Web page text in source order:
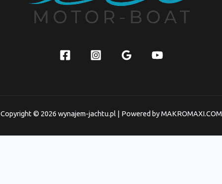
Copyright © 2026 wynajem-jachtu.pl | Powered by MAKROMAXI.COM